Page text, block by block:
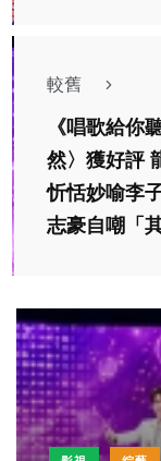
較舊
《唱歌給你
然〉獲好評
忻恬妙喻李
志豪自嘲「